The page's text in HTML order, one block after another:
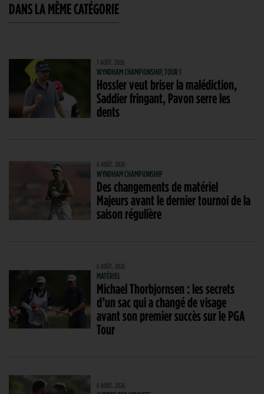
DANS LA MÊME CATÉGORIE
7 AOÛT. 2026
WYNDHAM CHAMPIONSHIP, TOUR 1
Hossler veut briser la malédiction,
Saddier fringant, Pavon serre les
dents
6 AOÛT. 2026
WYNDHAM CHAMPIONSHIP
Des changements de matériel
Majeurs avant le dernier tournoi de la
saison régulière
6 AOÛT. 2026
MATÉRIEL
Michael Thorbjornsen : les secrets
d’un sac qui a changé de visage
avant son premier succès sur le PGA
Tour
6 AOÛT. 2026